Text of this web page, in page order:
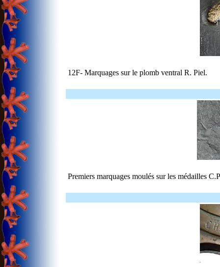
12F- Marquages sur le plomb ventral R. Piel.
Premiers marquages moulés sur les médailles